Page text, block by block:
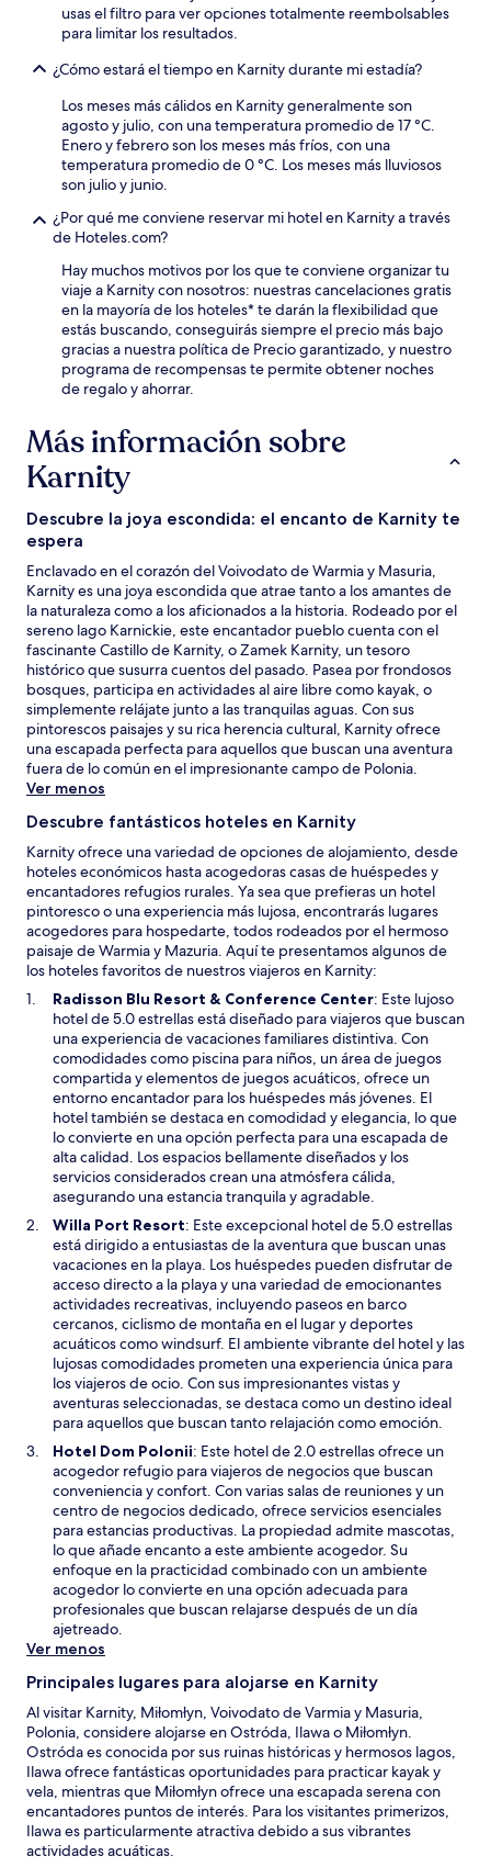
usas el filtro para ver opciones totalmente reembolsables
para limitar los resultados.
¿Cómo estará el tiempo en Karnity durante mi estadía?
Los meses más cálidos en Karnity generalmente son
agosto y julio, con una temperatura promedio de 17 °C.
Enero y febrero son los meses más fríos, con una
temperatura promedio de 0 °C. Los meses más lluviosos
son julio y junio.
¿Por qué me conviene reservar mi hotel en Karnity a través
de Hoteles.com?
Hay muchos motivos por los que te conviene organizar tu
viaje a Karnity con nosotros: nuestras cancelaciones gratis
en la mayoría de los hoteles* te darán la flexibilidad que
estás buscando, conseguirás siempre el precio más bajo
gracias a nuestra política de Precio garantizado, y nuestro
programa de recompensas te permite obtener noches
de regalo y ahorrar.
Más información sobre
Karnity
Descubre la joya escondida: el encanto de Karnity te
espera
Enclavado en el corazón del Voivodato de Warmia y Masuria,
Karnity es una joya escondida que atrae tanto a los amantes de
la naturaleza como a los aficionados a la historia. Rodeado por el
sereno lago Karnickie, este encantador pueblo cuenta con el
fascinante Castillo de Karnity, o Zamek Karnity, un tesoro
histórico que susurra cuentos del pasado. Pasea por frondosos
bosques, participa en actividades al aire libre como kayak, o
simplemente relájate junto a las tranquilas aguas. Con sus
pintorescos paisajes y su rica herencia cultural, Karnity ofrece
una escapada perfecta para aquellos que buscan una aventura
fuera de lo común en el impresionante campo de Polonia.
Ver menos
Descubre fantásticos hoteles en Karnity
Karnity ofrece una variedad de opciones de alojamiento, desde
hoteles económicos hasta acogedoras casas de huéspedes y
encantadores refugios rurales. Ya sea que prefieras un hotel
pintoresco o una experiencia más lujosa, encontrarás lugares
acogedores para hospedarte, todos rodeados por el hermoso
paisaje de Warmia y Mazuria. Aquí te presentamos algunos de
los hoteles favoritos de nuestros viajeros en Karnity:
Radisson Blu Resort & Conference CenterS
e
a
b
r
i
r
á
e
n
n
a
n
u
e
v
a
v
e
n
t
a
n
a
: Este lujoso
hotel de 5.0 estrellas está diseñado para viajeros que buscan
una experiencia de vacaciones familiares distintiva. Con
comodidades como piscina para niños, un área de juegos
compartida y elementos de juegos acuáticos, ofrece un
entorno encantador para los huéspedes más jóvenes. El
hotel también se destaca en comodidad y elegancia, lo que
lo convierte en una opción perfecta para una escapada de
alta calidad. Los espacios bellamente diseñados y los
servicios considerados crean una atmósfera cálida,
asegurando una estancia tranquila y agradable.
Willa Port ResortS
e
a
b
r
i
r
á
e
n
u
n
a
n
u
e
v
a
v
e
n
n
a
: Este excepcional hotel de 5.0 estrellas
está dirigido a entusiastas de la aventura que buscan unas
vacaciones en la playa. Los huéspedes pueden disfrutar de
acceso directo a la playa y una variedad de emocionantes
actividades recreativas, incluyendo paseos en barco
cercanos, ciclismo de montaña en el lugar y deportes
acuáticos como windsurf. El ambiente vibrante del hotel y las
lujosas comodidades prometen una experiencia única para
los viajeros de ocio. Con sus impresionantes vistas y
aventuras seleccionadas, se destaca como un destino ideal
para aquellos que buscan tanto relajación como emoción.
Hotel Dom PoloniiS
e
a
b
r
i
r
á
e
a
n
u
e
v
a
v
e
: Este hotel de 2.0 estrellas ofrece un
acogedor refugio para viajeros de negocios que buscan
conveniencia y confort. Con varias salas de reuniones y un
centro de negocios dedicado, ofrece servicios esenciales
para estancias productivas. La propiedad admite mascotas,
lo que añade encanto a este ambiente acogedor. Su
enfoque en la practicidad combinado con un ambiente
acogedor lo convierte en una opción adecuada para
profesionales que buscan relajarse después de un día
ajetreado.
Ver menos
Principales lugares para alojarse en Karnity
Al visitar Karnity, Miłomłyn, Voivodato de Varmia y Masuria,
Polonia, considere alojarse en Ostróda, Ilawa o Miłomłyn.
Ostróda es conocida por sus ruinas históricas y hermosos lagos,
Ilawa ofrece fantásticas oportunidades para practicar kayak y
vela, mientras que Miłomłyn ofrece una escapada serena con
encantadores puntos de interés. Para los visitantes primerizos,
Ilawa es particularmente atractiva debido a sus vibrantes
actividades acuáticas.